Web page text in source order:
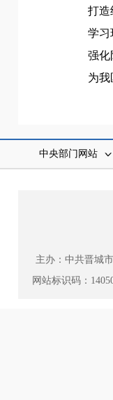
打造
学习
强化
为
中央部门网站
主办：中共晋城
网站标识码：